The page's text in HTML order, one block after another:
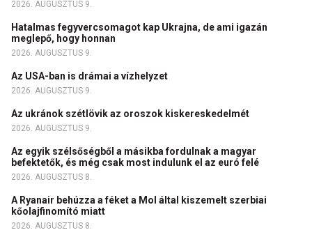
2026. AUGUSZTUS 9.
Hatalmas fegyvercsomagot kap Ukrajna, de ami igazán
meglepő, hogy honnan
2026. AUGUSZTUS 9.
Az USA-ban is drámai a vízhelyzet
2026. AUGUSZTUS 9.
Az ukránok szétlövik az oroszok kiskereskedelmét
2026. AUGUSZTUS 9.
Az egyik szélsőségből a másikba fordulnak a magyar
befektetők, és még csak most indulunk el az euró felé
2026. AUGUSZTUS 8.
A Ryanair behúzza a féket a Mol által kiszemelt szerbiai
kőolajfinomító miatt
2026. AUGUSZTUS 8.